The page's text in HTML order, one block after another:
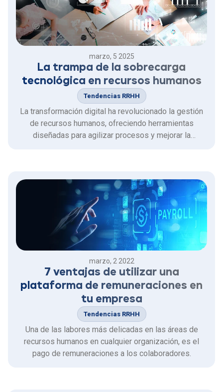
marzo, 5 2025
La trampa de la sobrecarga
tecnológica en recursos humanos
Tendencias RRHH
La transformación digital ha revolucionado la gestión
de recursos humanos, ofreciendo herramientas
diseñadas para agilizar procesos y mejorar la
marzo, 2 2022
7 ventajas de utilizar una
plataforma de remuneraciones en
tu empresa
Tendencias RRHH
Una de las labores más delicadas en las áreas de
recursos humanos en cualquier organización, es el
pago de remuneraciones a los colaboradores.